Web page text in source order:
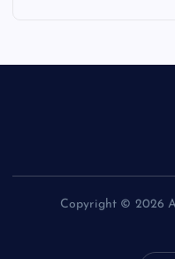
Copyright © 2026